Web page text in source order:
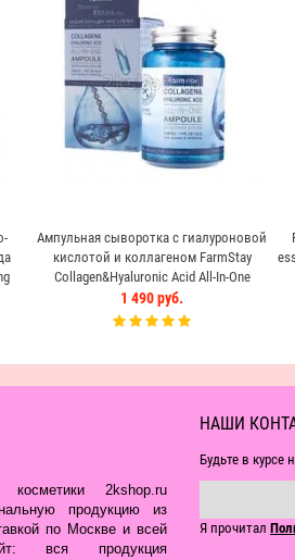
Ампульная сыворотка с гиалуроновой
кислотой и коллагеном FarmStay
Collagen&Hyaluronic Acid All-In-One
Ampoule
1 490 руб.
косметики 2kshop.ru
продукцию из
по Москве и всей
вся продукция
НАШИ
Будьте в
Я прочитал